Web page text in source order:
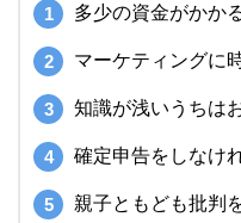
多少の資金がかか
マーケティングに
知識が浅いうちは
確定申告をしなけ
親子ともども批判